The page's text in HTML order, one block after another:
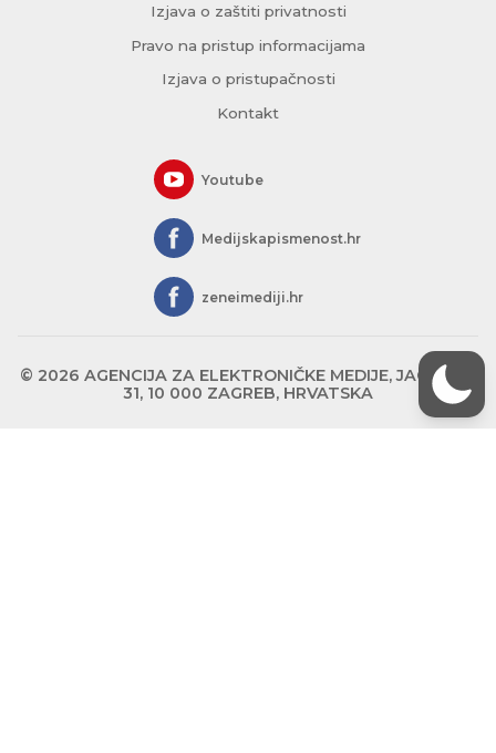
Izjava o zaštiti privatnosti
Pravo na pristup informacijama
Izjava o pristupačnosti
Kontakt
Youtube
Medijskapismenost.hr
zeneimediji.hr
© 2026 AGENCIJA ZA ELEKTRONIČKE MEDIJE, JAGIĆEVA
31, 10 000 ZAGREB, HRVATSKA